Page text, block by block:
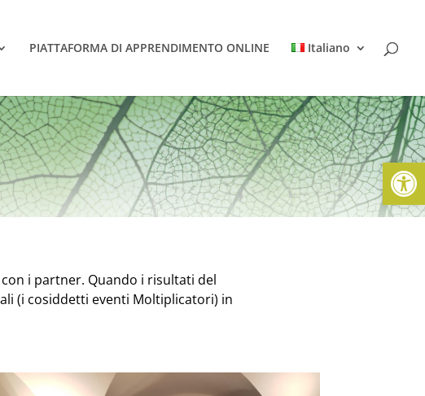
Apri la
PIATTAFORMA DI APPRENDIMENTO ONLINE Italiano
i partner. Quando i risultati del
(i cosiddetti eventi Moltiplicatori) in